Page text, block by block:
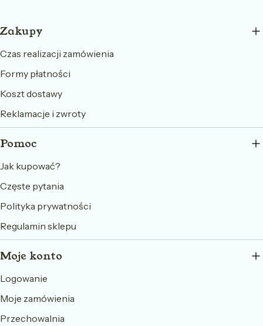
Linki w stopce
Zakupy
Czas realizacji zamówienia
Formy płatności
Koszt dostawy
Reklamacje i zwroty
Pomoc
Jak kupować?
Częste pytania
Polityka prywatności
Regulamin sklepu
Moje konto
Logowanie
Moje zamówienia
Przechowalnia